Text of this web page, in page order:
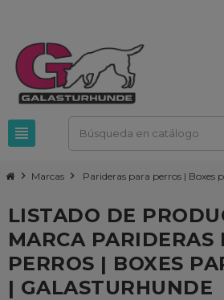
view_headline
chevron_right Marcas chevron_right Parideras para perros | Boxes
LISTADO DE
MARCA PARIDERAS
PERROS | BOXES
| GALASTURHUNDE